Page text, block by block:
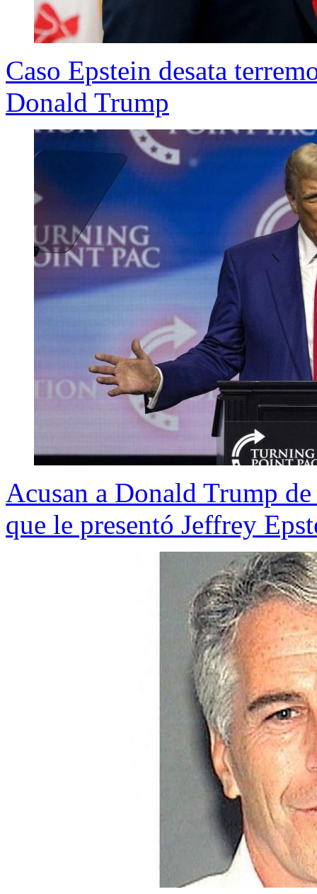
Caso Epstein desata
Donald Trump
Acusan a Donald Trump
que le presentó Jeffrey